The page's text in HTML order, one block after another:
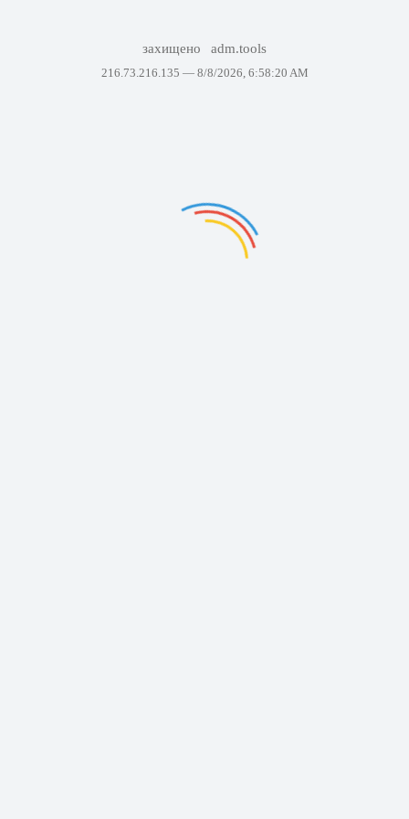
захищено adm.tools
216.73.216.135 — 8/8/2026, 6:58:20 AM